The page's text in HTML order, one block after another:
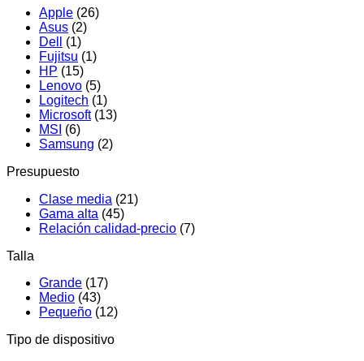
Apple (26)
Asus (2)
Dell
(1)
Fujitsu (1)
HP (15)
Lenovo (5)
Logitech (1)
Microsoft (13)
MSI (6)
Samsung (2)
Presupuesto
Clase media (21)
Gama alta (45)
Relación calidad-precio (7)
Talla
Grande (17)
Medio (43)
Pequeño (12)
Tipo de dispositivo